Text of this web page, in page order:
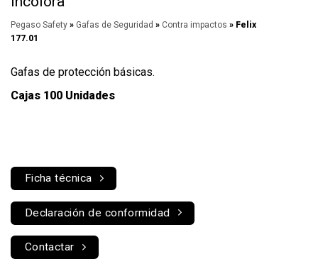
Pegaso Safety » Gafas de Seguridad » Contra impactos » Felix
177.01
Gafas de protección básicas.
Cajas 100 Unidades
Ficha técnica
Declaración de conformidad
Contactar